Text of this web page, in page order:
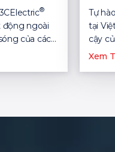
®
động ngoài
của các
Tự
tại
cậy
Xem